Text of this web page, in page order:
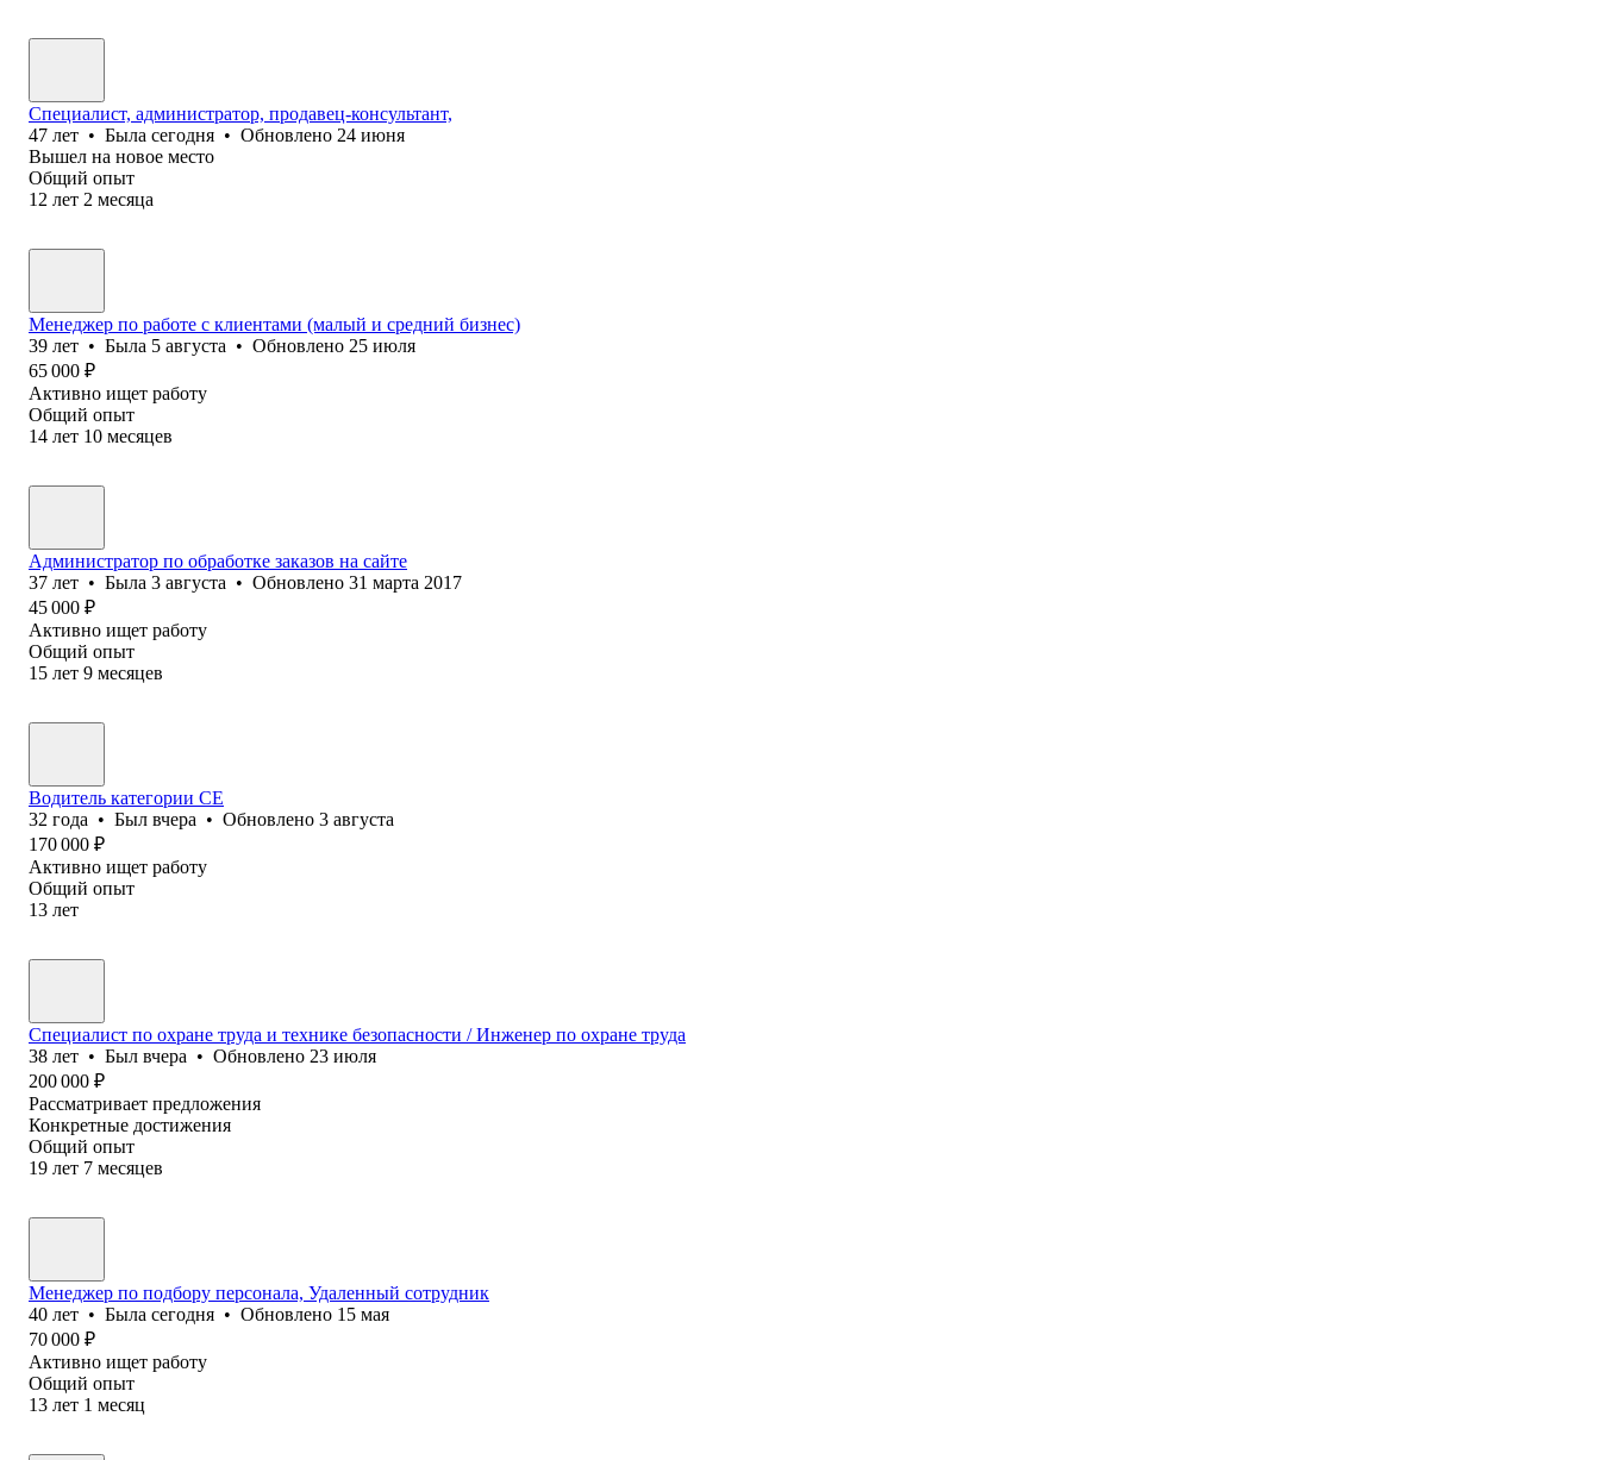
Специалист, администратор, продавец-консультант,
47 лет • Была сегодня • Обновлено 24 июня
Вышел на новое место
Общий опыт
12 лет 2 месяца
Менеджер по работе с клиентами (малый и средний бизнес)
39 лет • Была 5 августа • Обновлено 25 июля
65 000 ₽
Активно ищет работу
Общий опыт
14 лет 10 месяцев
Администратор по обработке заказов на сайте
37 лет • Была 3 августа • Обновлено 31 марта 2017
45 000 ₽
Активно ищет работу
Общий опыт
15 лет 9 месяцев
Водитель категории СЕ
32 года • Был вчера • Обновлено 3 августа
170 000 ₽
Активно ищет работу
Общий опыт
13 лет
Специалист по охране труда и технике безопасности / Инженер по охране труда
38 лет • Был вчера • Обновлено 23 июля
200 000 ₽
Рассматривает предложения
Конкретные достижения
Общий опыт
19 лет 7 месяцев
Менеджер по подбору персонала, Удаленный сотрудник
40 лет • Была сегодня • Обновлено 15 мая
70 000 ₽
Активно ищет работу
Общий опыт
13 лет 1 месяц